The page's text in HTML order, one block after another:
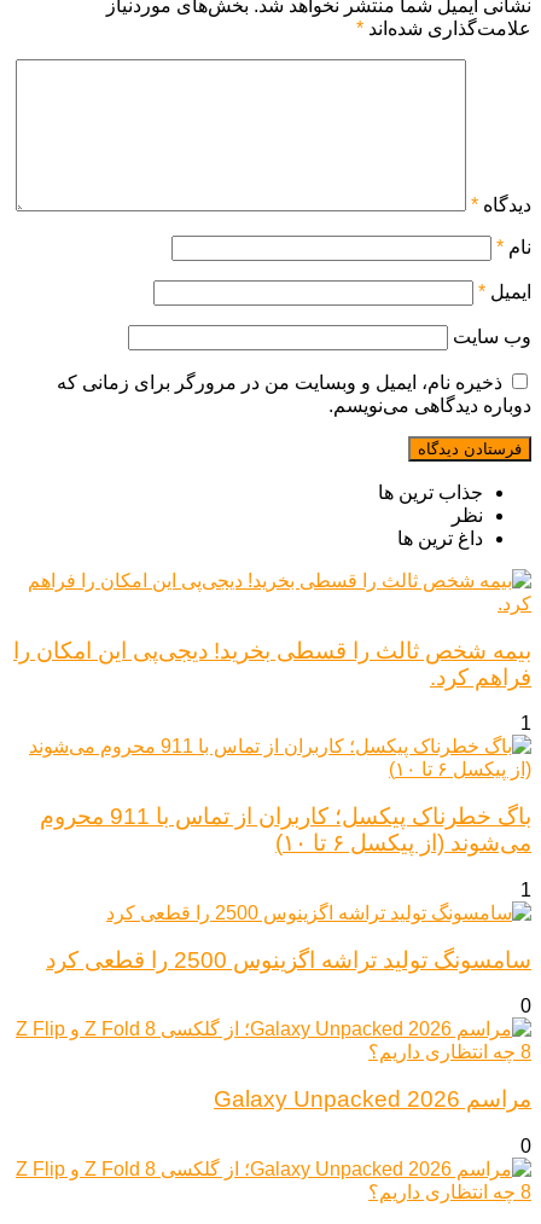
نشانی ایمیل شما منتشر نخواهد شد. بخش‌های موردنیاز
علامت‌گذاری شده‌اند *
دیدگاه *
نام *
ایمیل *
وب‌ سایت
ذخیره نام، ایمیل و وبسایت من در مرورگر برای زمانی که
دوباره دیدگاهی می‌نویسم.
جذاب ترین ها
نظر
داغ ترین ها
بیمه شخص ثالث را قسطی بخرید! دیجی‌پی این امکان را
فراهم کرد.
1
باگ خطرناک پیکسل؛ کاربران از تماس با 911 محروم
می‌شوند (از پیکسل ۶ تا ۱۰)
1
سامسونگ تولید تراشه اگزینوس 2500 را قطعی کرد
0
مراسم Galaxy Unpacked 2026
0